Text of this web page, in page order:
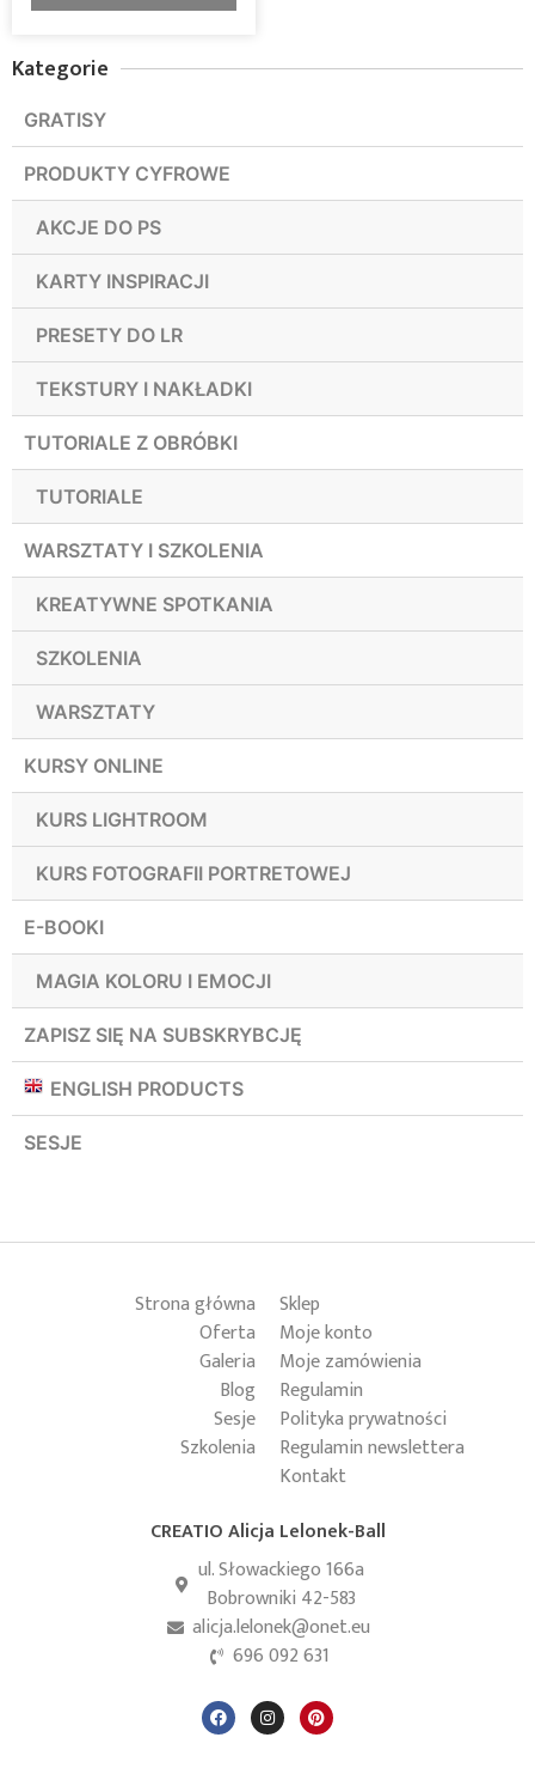
Kategorie
GRATISY
PRODUKTY CYFROWE
AKCJE DO PS
KARTY INSPIRACJI
PRESETY DO LR
TEKSTURY I NAKŁADKI
TUTORIALE Z OBRÓBKI
TUTORIALE
WARSZTATY I SZKOLENIA
KREATYWNE SPOTKANIA
SZKOLENIA
WARSZTATY
KURSY ONLINE
KURS LIGHTROOM
KURS FOTOGRAFII PORTRETOWEJ
E-BOOKI
MAGIA KOLORU I EMOCJI
ZAPISZ SIĘ NA SUBSKRYBCJĘ
ENGLISH PRODUCTS
SESJE
Strona główna
Oferta
Galeria
Blog
Sesje
Szkolenia
Sklep
Moje konto
Moje zamówienia
Regulamin
Polityka prywatności
Regulamin newslettera
Kontakt
CREATIO Alicja Lelonek-Ball
ul. Słowackiego 166a
Bobrowniki 42-583
alicja.lelonek@onet.eu
696 092 631